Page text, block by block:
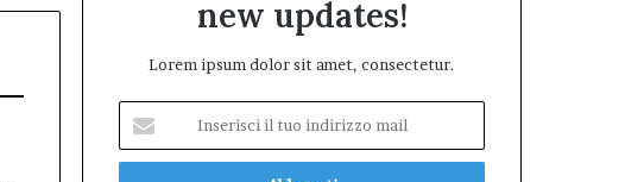
new updates!
Lorem ipsum dolor sit amet, consectetur.
tuo